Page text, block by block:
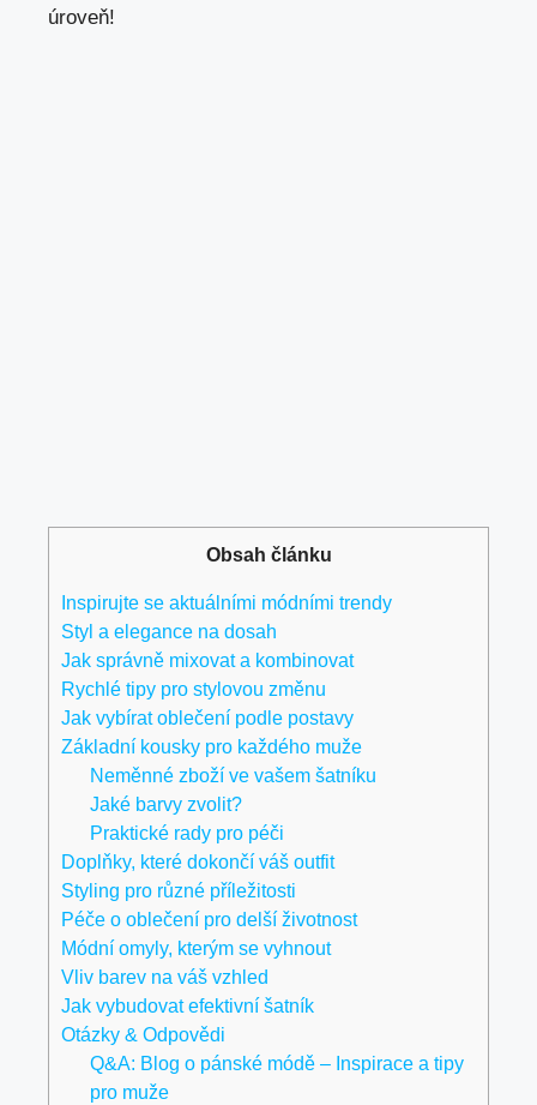
úroveň!
Obsah článku
Inspirujte se aktuálními módními trendy
Styl a elegance na dosah
Jak správně mixovat a kombinovat
Rychlé tipy pro stylovou změnu
Jak vybírat oblečení podle postavy
Základní kousky pro každého muže
Neměnné zboží ve vašem šatníku
Jaké barvy zvolit?
Praktické rady pro péči
Doplňky, které dokončí váš outfit
Styling pro různé příležitosti
Péče o oblečení pro delší životnost
Módní omyly, kterým se vyhnout
Vliv barev na váš vzhled
Jak vybudovat efektivní šatník
Otázky & Odpovědi
Q&A: Blog o pánské módě – Inspirace a tipy
pro muže